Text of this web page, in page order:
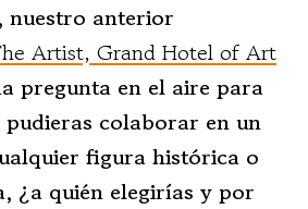
nuestro anterior
Artist, Grand Hotel of Art
pregunta en el aire para
pudieras colaborar en un
figura histórica o
¿a quién elegirías y por